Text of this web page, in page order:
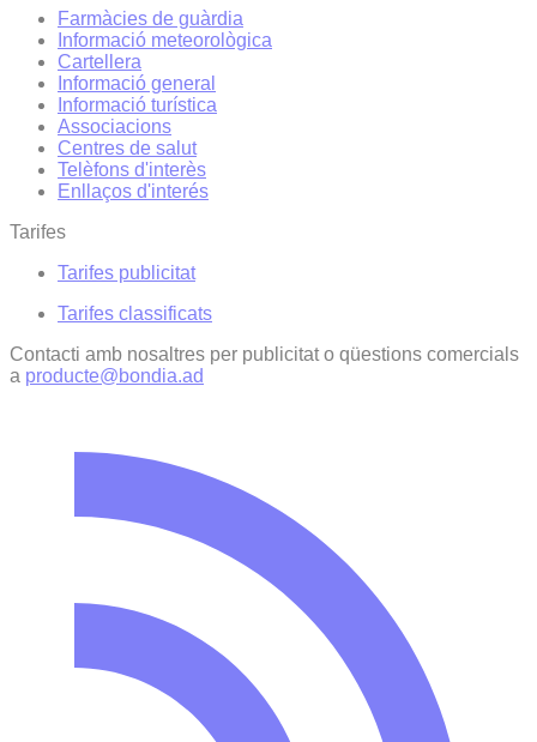
Farmàcies de guàrdia
Informació meteorològica
Cartellera
Informació general
Informació turística
Associacions
Centres de salut
Telèfons d'interès
Enllaços d'interés
Tarifes
Tarifes publicitat
Tarifes classificats
Contacti amb nosaltres per publicitat o qüestions comercials
a producte@bondia.ad